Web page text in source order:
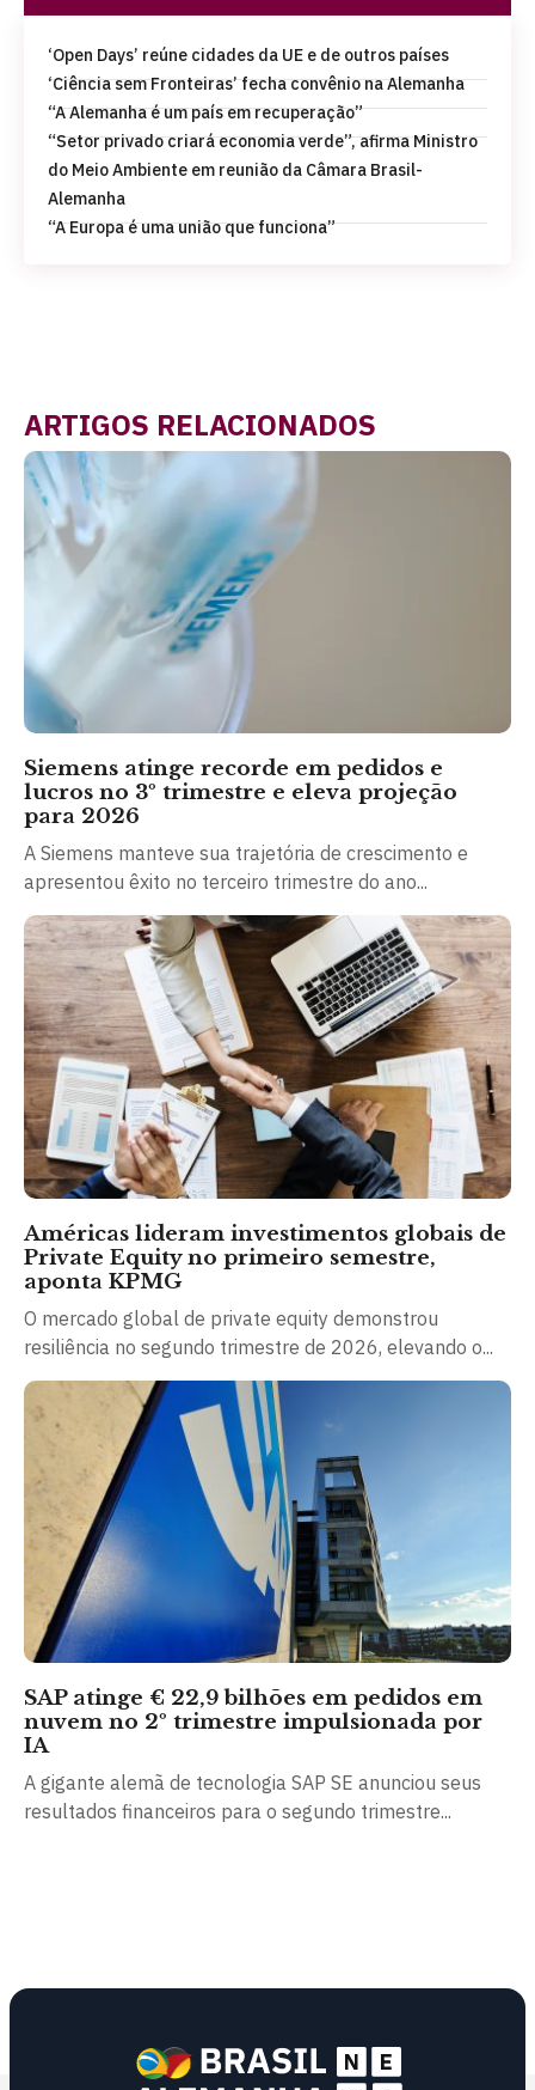
‘Open Days’ reúne cidades da UE e de outros países
‘Ciência sem Fronteiras’ fecha convênio na Alemanha
“A Alemanha é um país em recuperação”
“Setor privado criará economia verde”, afirma Ministro
do Meio Ambiente em reunião da Câmara Brasil-
Alemanha
“A Europa é uma união que funciona”
ARTIGOS RELACIONADOS
Siemens atinge recorde em pedidos e
lucros no 3º trimestre e eleva projeção
para 2026
A Siemens manteve sua trajetória de crescimento e
apresentou êxito no terceiro trimestre do ano...
Américas lideram investimentos globais de
Private Equity no primeiro semestre,
aponta KPMG
O mercado global de private equity demonstrou
resiliência no segundo trimestre de 2026, elevando o...
SAP atinge € 22,9 bilhões em pedidos em
nuvem no 2º trimestre impulsionada por
IA
A gigante alemã de tecnologia SAP SE anunciou seus
resultados financeiros para o segundo trimestre...